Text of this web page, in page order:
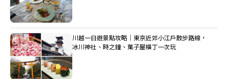
川越一日遊景點攻略｜東京近郊小江戶散步路線，
冰川神社、時之鐘、菓子屋橫丁一次玩